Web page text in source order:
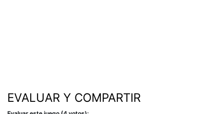
EVALUAR Y COMPARTIR